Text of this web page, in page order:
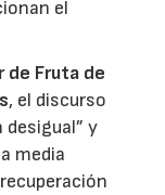
el
de Fruta de
, el discurso
y
media